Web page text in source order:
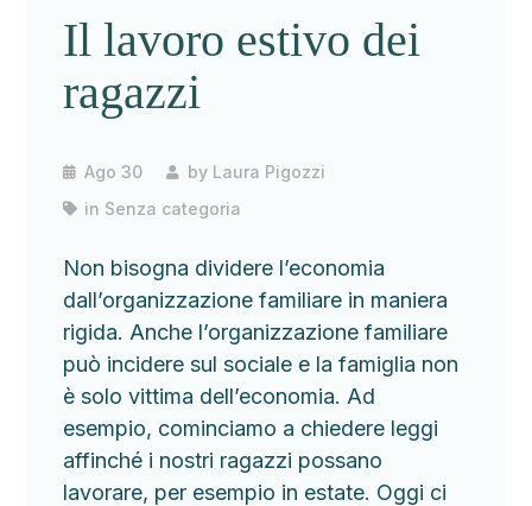
Il lavoro estivo dei
ragazzi
Ago 30 by Laura Pigozzi
in Senza categoria
Non bisogna dividere l’economia
dall’organizzazione familiare in maniera
rigida. Anche l’organizzazione familiare
può incidere sul sociale e la famiglia non
è solo vittima dell’economia. Ad
esempio, cominciamo a chiedere leggi
affinché i nostri ragazzi possano
lavorare, per esempio in estate. Oggi ci